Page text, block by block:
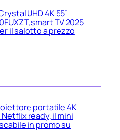
UHD 4K 55”
smart TV 2025
il salotto a prezzo
portatile 4K
ready, il mini
in promo su